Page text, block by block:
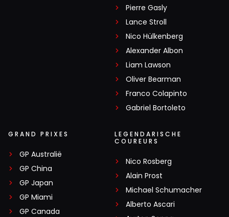
Pierre Gasly
Lance Stroll
Nico Hülkenberg
Alexander Albon
Liam Lawson
Oliver Bearman
Franco Colapinto
Gabriel Bortoleto
GRAND PRIXES
GP Australië
GP China
GP Japan
GP Miami
GP Canada
LEGENDARISCHE
COUREURS
Nico Rosberg
Alain Prost
Michael Schumacher
Alberto Ascari